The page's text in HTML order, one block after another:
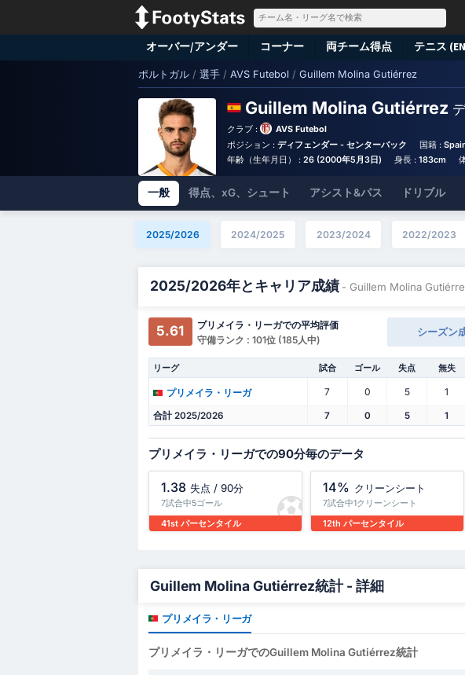
オーバー/アンダー コーナー 両チーム得点 テニス
ポルトガル / 選手 / AVS Futebol / Guillem Molina Gutiérrez
Guillem Molina Gutiérrez
クラブ :
AVS Futebol
ポジション : ディフェンダー - センターバック 国籍 :
年齢（生年月日） : 26 (2000年5月3日) 身長 : 183cm
一般 得点、xG、シュート アシスト&パス ドリブル
2025/2026 2024/2025 2023/2024 2022/2023
2025/2026年とキャリア成績 - Guillem Molina
5.61
プリメイラ・リーガでの平均評価
守備ランク : 101位 (185人中)
シーズン
リーグ 試合 ゴール 失点 無失
プリメイラ・リーガ 7 0 5 1
合計 2025/2026 7 0 5 1
プリメイラ・リーガでの90分毎のデータ
1.38 失点 / 90分
7試合中5ゴール
41st パーセンタイル
14% クリーンシート
7試合中1クリーンシート
12th パーセンタイル
Guillem Molina Gutiérrez統計 - 詳細
プリメイラ・リーガ
プリメイラ・リーガでのGuillem Molina Gutiérrez統計